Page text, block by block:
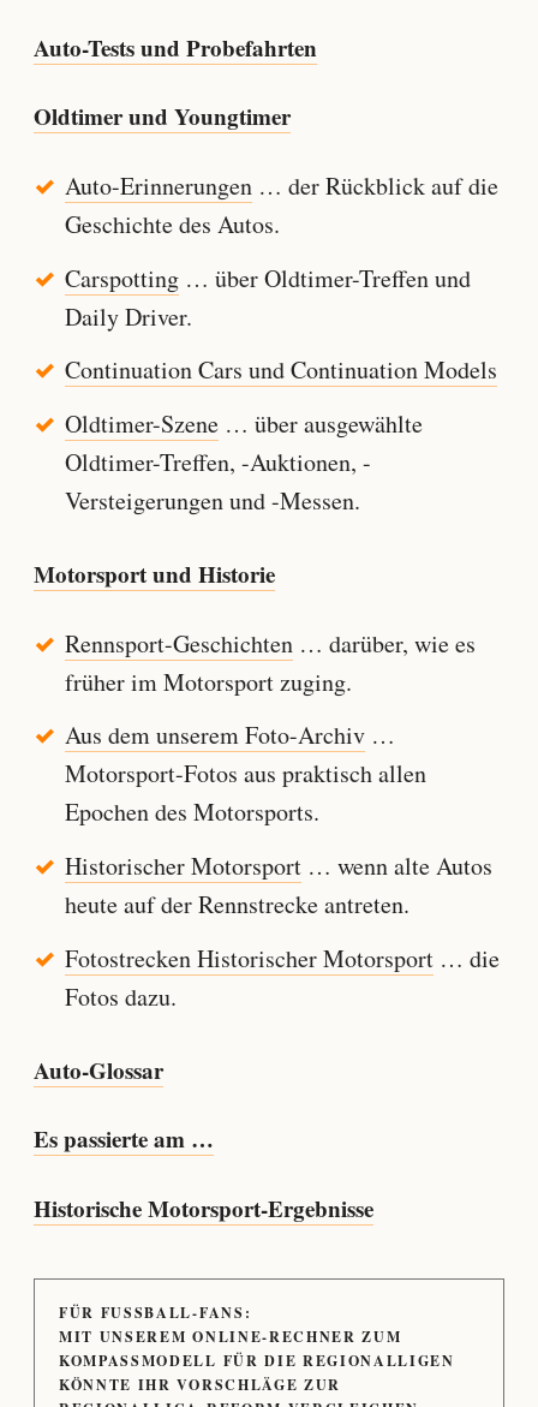
Auto-Tests und Probefahrten
Oldtimer und Youngtimer
Auto-Erinnerungen… der Rückblick auf die
Geschichte des Autos.
Carspotting… über Oldtimer-Treffen und
Daily Driver.
Continuation Cars und Continuation Models
Oldtimer-Szene… über ausgewählte
Oldtimer-Treffen, -Auktionen, -
Versteigerungen und -Messen.
Motorsport und Historie
Rennsport-Geschichten… darüber, wie es
früher im Motorsport zuging.
Aus dem unserem Foto-Archiv…
Motorsport-Fotos aus praktisch allen
Epochen des Motorsports.
Historischer Motorsport… wenn alte Autos
heute auf der Rennstrecke antreten.
Fotostrecken Historischer Motorsport… die
Fotos dazu.
Auto-Glossar
Es passierte am …
Historische Motorsport-Ergebnisse
FÜR FUSSBALL-FANS:
MIT UNSEREM ONLINE-RECHNER ZUM
KOMPASSMODELL FÜR DIE REGIONALLIGEN
KÖNNTE IHR VORSCHLÄGE ZUR